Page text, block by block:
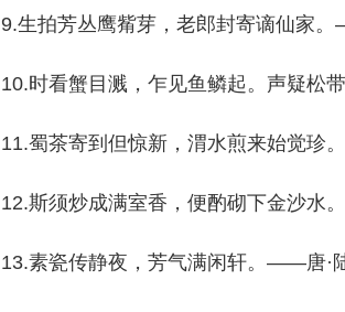
9.生拍芳丛鹰觜芽，老郎封寄谪仙家
10.时看蟹目溅，乍见鱼鳞起。声疑松
11.蜀茶寄到但惊新，渭水煎来始觉
12.斯须炒成满室香，便酌砌下金沙
13.素瓷传静夜，芳气满闲轩。——唐·